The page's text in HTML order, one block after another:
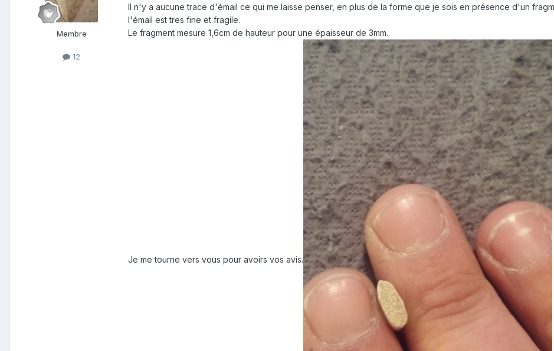
Membre
12
Il n'y a aucune trace d'émail ce qui me laisse penser, en plus de la forme que je sois en présence d'un
l'émail est tres fine et fragile.
Le fragment mesure 1,6cm de hauteur pour une épaisseur de 3mm.
Je me tourne vers vous pour avoirs vos avis.